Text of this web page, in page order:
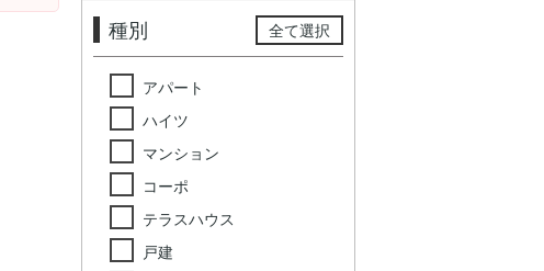
種別
全て選択
アパート
ハイツ
マンション
コーポ
テラスハウス
戸建